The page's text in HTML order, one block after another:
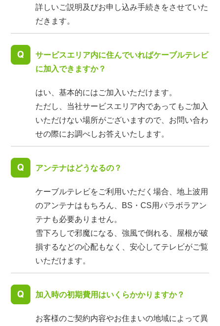
詳しいご説明及びお申し込み手続きをさせていた
だきます。
サービスエリア内に住んでいればケーブルテレビ
に加入できますか？
はい、基本的にはご加入いただけます。
ただし、当社サービスエリア内であってもご加入
いただけない場所がございますので、お問い合わ
せの際にお調べしお答えいたします。
アンテナはどうなるの？
ケーブルテレビをご利用いただく場合、地上波用
のアンテナはもちろん、BS・CS用パラボラアン
テナも必要ありません。
雪下ろしで邪魔になる、強風で倒れる、屋根が破
損するなどの心配もなく、安心してテレビがご覧
いただけます。
加入時の初期費用はいくらかかりますか？
お客様のご契約内容やお住まいの地域によって異